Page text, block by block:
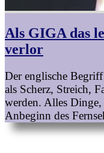
Als GIGA das
verlor
Der englische
als Scherz, Streich,
werden. Alles
Anbeginn des